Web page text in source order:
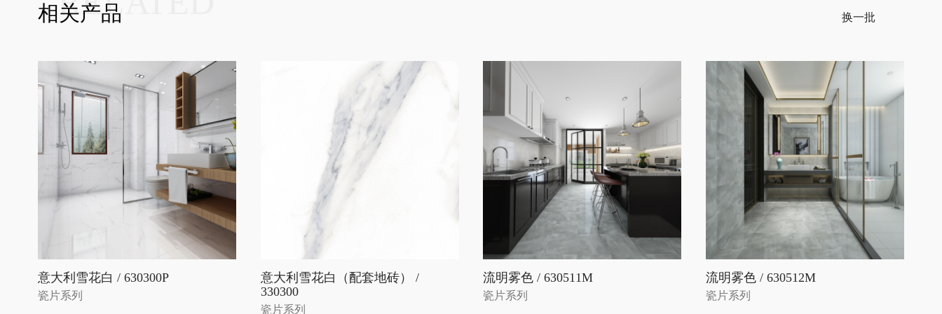
相关产品 换一批
意大利雪花白 / 630300P
瓷片系列
意大利雪花白（配套地砖） /
330300
瓷片系列
流明雾色 / 630511M
瓷片系列
流明雾色 / 630512M
瓷片系列